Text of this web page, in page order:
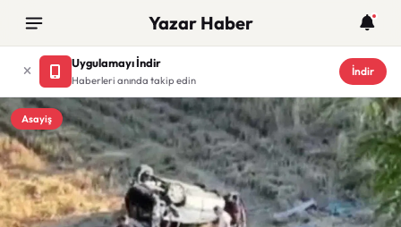
Yazar Haber
Uygulamayı İndir
Haberleri anında takip edin
İndir
Asayiş